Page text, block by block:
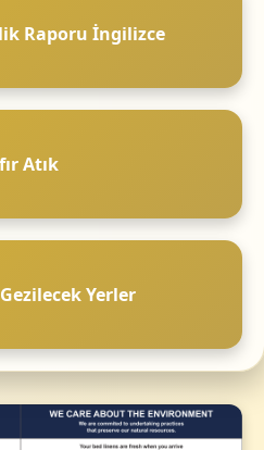
Raporu İngilizce
Atık
Yerler